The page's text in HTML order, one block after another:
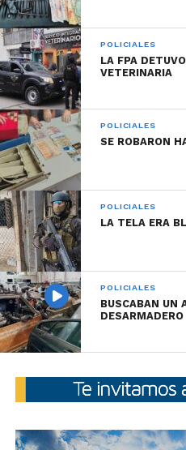
POLICIALES
LA FPA
VETERINARIA
POLICIALES
SE ROBARON
POLICIALES
LA TELA ERA
POLICIALES
BUSCABAN UN
DESARMADERO